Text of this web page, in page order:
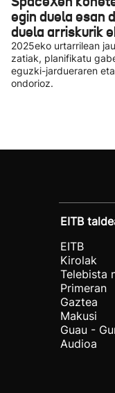
egin duela esan
duela arriskurik
2025eko urtarrilean
zatiak, planifikatu
eguzki-jardueraren
ondorioz.
EITB
EITB
Kirolak
Telebista
Primeran
Gaztea
Makusi
Guau -
Audioa